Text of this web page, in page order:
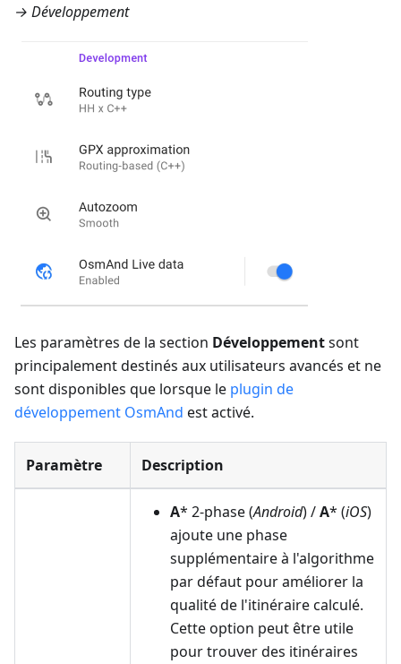
→ Développement
Les paramètres de la section Développementsont
principalement destinés aux utilisateurs avancés et ne
sont disponibles que lorsque le plugin de
développement OsmAnd est activé.
Paramètre Description
A* 2-phase (Android) /A* (iOS)
ajoute une phase
supplémentaire à l'algorithme
par défaut pour améliorer la
qualité de l'itinéraire calculé.
Cette option peut être utile
pour trouver des itinéraires